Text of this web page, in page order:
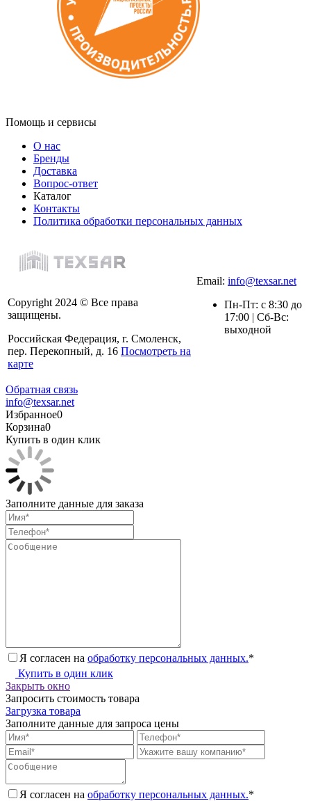
Помощь и сервисы
О нас
Бренды
Доставка
Вопрос-ответ
Каталог
Контакты
Политика обработки персональных данных
Copyright 2024 © Все права
защищены.
Российская Федерация, г. Смоленск,
пер. Перекопный, д. 16 Посмотреть на
карте
Email: info@texsar.net
Пн-Пт: с 8:30 до
17:00 | Сб-Вс:
выходной
Обратная связь
info@texsar.net
Избранное0
Корзина0
Купить в один клик
Заполните данные для заказа
Я согласен на обработку персональных данных.*
Купить в один клик
Закрыть окно
Запросить стоимость товара
Загрузка товара
Заполните данные для запроса цены
Я согласен на обработку персональных данных.*